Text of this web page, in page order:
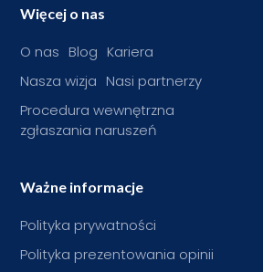
Więcej o nas
O nas Blog Kariera
Nasza wizja Nasi partnerzy
Procedura wewnętrzna
zgłaszania naruszeń
Ważne informacje
Polityka prywatności
Polityka prezentowania opinii